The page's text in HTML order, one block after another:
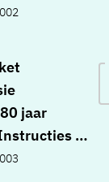
4 jaar,
10
5-17
17 jaar, 10
jaar
en